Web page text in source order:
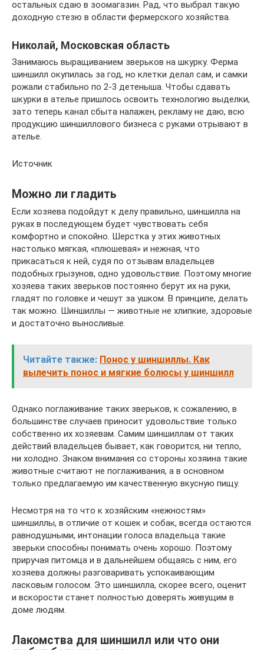
остальных сдаю в зоомагазин. Рад, что выбрал такую
доходную стезю в области фермерского хозяйства.
Николай, Московская область
Занимаюсь выращиванием зверьков на шкурку. Ферма
шиншилл окупилась за год, но клетки делал сам, и самки
рожали стабильно по 2-3 детеныша. Чтобы сдавать
шкурки в ателье пришлось освоить технологию выделки,
зато теперь канал сбыта налажен, рекламу не даю, всю
продукцию шиншиллового бизнеса с руками отрывают в
ателье.
Источник
Можно ли гладить
Если хозяева подойдут к делу правильно, шиншилла на
руках в последующем будет чувствовать себя
комфортно и спокойно. Шерстка у этих животных
настолько мягкая, «плюшевая» и нежная, что
прикасаться к ней, судя по отзывам владельцев
подобных грызунов, одно удовольствие. Поэтому многие
хозяева таких зверьков постоянно берут их на руки,
гладят по головке и чешут за ушком. В принципе, делать
так можно. Шиншиллы — животные не хлипкие, здоровые
и достаточно выносливые.
Читайте также: Понос у шиншиллы. Как
вылечить понос и мягкие болюсы у шиншилл
Однако поглаживание таких зверьков, к сожалению, в
большинстве случаев приносит удовольствие только
собственно их хозяевам. Самим шиншиллам от таких
действий владельцев бывает, как говорится, ни тепло,
ни холодно. Знаком внимания со стороны хозяина такие
животные считают не поглаживания, а в основном
только предлагаемую им качественную вкусную пищу.
Несмотря на то что к хозяйским «нежностям»
шиншиллы, в отличие от кошек и собак, всегда остаются
равнодушными, интонации голоса владельца такие
зверьки способны понимать очень хорошо. Поэтому
приручая питомца и в дальнейшем общаясь с ним, его
хозяева должны разговаривать успокаивающим
ласковым голосом. Это шиншилла, скорее всего, оценит
и вскорости станет полностью доверять живущим в
доме людям.
Лакомства для шиншилл или что они